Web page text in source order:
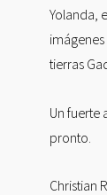
Yolanda,
tierras
Un fuerte
pronto.
Christian